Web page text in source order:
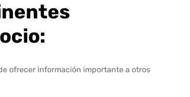
ofrecer información importante a otros